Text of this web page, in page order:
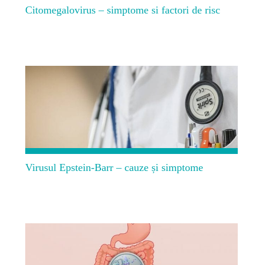
Citomegalovirus – simptome si factori de risc
Virusul Epstein-Barr – cauze și simptome